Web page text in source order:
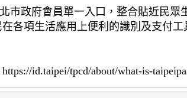
市政府會員單一入口，整合貼近民
各項生活應用上便利的識別及支付
id.taipei/tpcd/about/what-is-